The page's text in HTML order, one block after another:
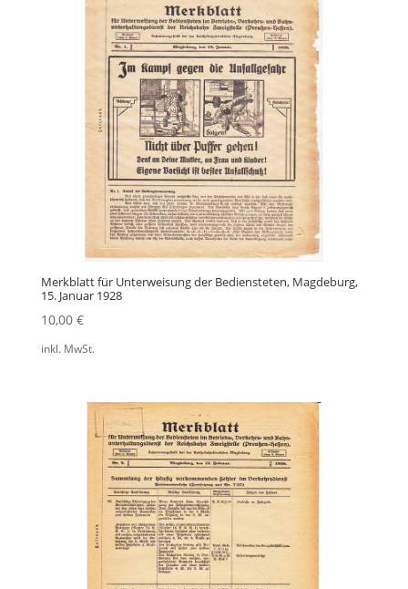
Merkblatt für Unterweisung der Bediensteten, Magdeburg,
15. Januar 1928
10,00 €
inkl. MwSt.